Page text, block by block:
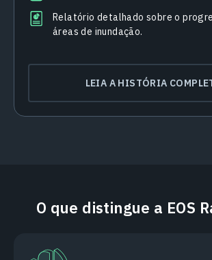
Relatório detalhado sobre o
áreas de inundação.
LEIA A HISTÓRIA
O que distingue a EOS